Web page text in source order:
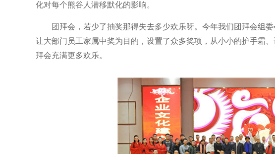
化对每个熊谷人潜移默化的影响。
团拜会，若少了抽奖那得失去多少欢乐呀。今年我们团拜会组
让大部门员工家属中奖为目的，设置了众多奖项，从小小的护手霜
拜会充满更多欢乐。